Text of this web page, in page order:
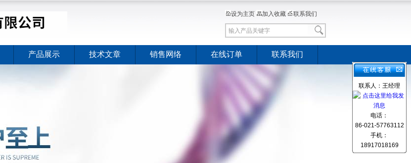
设为主页 加入收藏 联系我们
产品展示 技术文章 销售网络 在线订单 联系我们
联系人：王经理
电话：
86-021-57763112
手机：
18917018169